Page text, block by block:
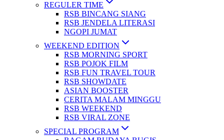
REGULER TIME
RSB BINCANG SIANG
RSB JENDELA LITERASI
NGOPI JUMAT
WEEKEND EDITION
RSB MORNING SPORT
RSB POJOK FILM
RSB FUN TRAVEL TOUR
RSB SHOWDATE
ASIAN BOOSTER
CERITA MALAM MINGGU
RSB WEEKEND
RSB VIRAL ZONE
SPECIAL PROGRAM